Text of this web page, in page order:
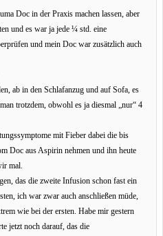
Doc in der Praxis machen lassen, aber
und es war ja jede ¼ std. eine
und mein Doc war zusätzlich auch
ab in den Schlafanzug und auf Sofa, es
trotzdem, obwohl es ja diesmal „nur“ 4
mit Fieber dabei die bis
Doc aus Aspirin nehmen und ihn heute
mal.
das die zweite Infusion schon fast ein
ich war zwar auch anschließen müde,
wie bei der ersten. Habe mir gestern
jetzt noch darauf, das die